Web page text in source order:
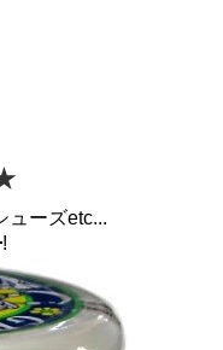
ューズetc...